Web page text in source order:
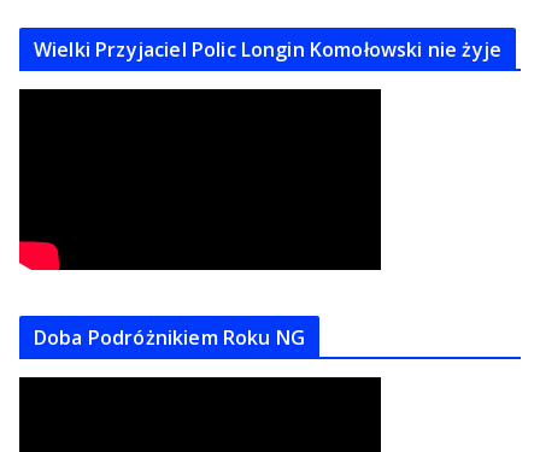
Wielki Przyjaciel Polic Longin Komołowski nie żyje
Doba Podróżnikiem Roku NG